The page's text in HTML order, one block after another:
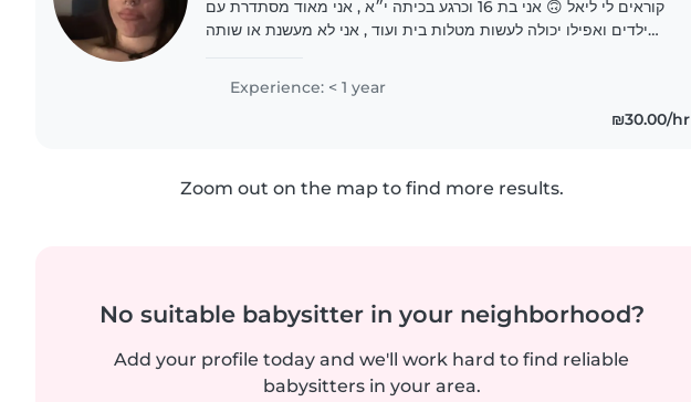
קוראים לי ליאל 🙃 אני בת 16 וכרגע בכיתה י״א , אני מאוד מסתדרת עם
ילדים ואפילו יכולה לעשות מטלות בית ועוד , אני לא מעשנת או שותה
Experience: < 1 year
₪30.00/hr
Zoom out on the map to find more results.
No suitable babysitter in your neighborhood?
Add your profile today and we'll work hard to find reliable
babysitters in your area.